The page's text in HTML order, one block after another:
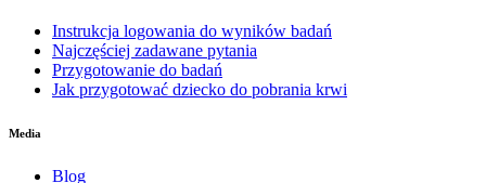
Instrukcja logowania do wyników badań
Najczęściej zadawane pytania
Przygotowanie do badań
Jak przygotować dziecko do pobrania krwi
Media
Blog